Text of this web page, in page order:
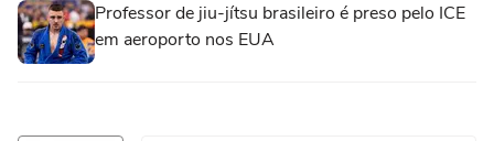
Professor de jiu-jítsu brasileiro é preso pelo ICE
em aeroporto nos EUA